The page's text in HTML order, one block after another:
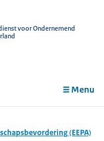
voor Ondernemend
Menu
(EEPA)